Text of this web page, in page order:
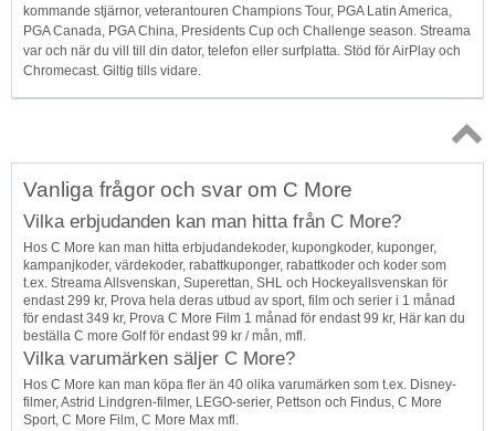
kommande stjärnor, veterantouren Champions Tour, PGA Latin America,
PGA Canada, PGA China, Presidents Cup och Challenge season. Streama
var och när du vill till din dator, telefon eller surfplatta. Stöd för AirPlay och
Chromecast. Giltig tills vidare.
Topp
Vanliga frågor och svar om C More
Vilka erbjudanden kan man hitta från C More?
Hos C More kan man hitta erbjudandekoder, kupongkoder, kuponger,
kampanjkoder, värdekoder, rabattkuponger, rabattkoder och koder som
t.ex. Streama Allsvenskan, Superettan, SHL och Hockeyallsvenskan för
endast 299 kr, Prova hela deras utbud av sport, film och serier i 1 månad
för endast 349 kr, Prova C More Film 1 månad för endast 99 kr, Här kan du
beställa C more Golf för endast 99 kr / mån, mfl.
Vilka varumärken säljer C More?
Hos C More kan man köpa fler än 40 olika varumärken som t.ex. Disney-
filmer, Astrid Lindgren-filmer, LEGO-serier, Pettson och Findus, C More
Sport, C More Film, C More Max mfl.